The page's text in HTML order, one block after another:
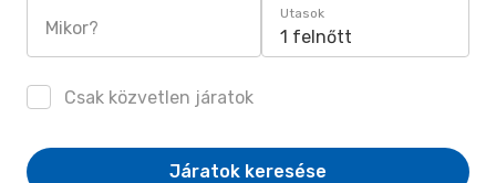
Mikor?
Utasok
1 felnőtt
Csak közvetlen járatok
Járatok keresése